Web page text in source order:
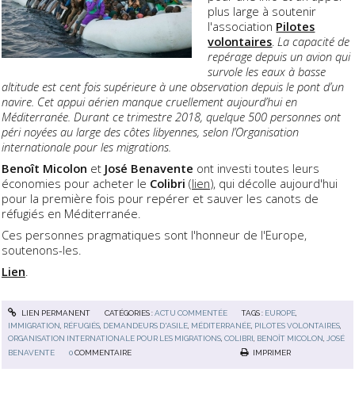
plus large à soutenir
l'association Pilotes
volontaires La capacité de
repérage depuis un avion qui
survole les eaux à basse
altitude est cent fois supérieure à une observation depuis le pont d’un
navire. Cet appui aérien manque cruellement aujourd’hui en
Méditerranée. Durant ce trimestre 2018, quelque 500 personnes ont
péri noyées au large des côtes libyennes, selon l’Organisation
internationale pour les migrations.
Benoît Micolon et José Benavente ont investi toutes leurs
économies pour acheter le Colibri (lien), qui décolle aujourd'hui
pour la première fois pour repérer et sauver les canots de
réfugiés en Méditerranée.
Ces personnes pragmatiques sont l'honneur de l'Europe,
soutenons-les.
Lien.
LIEN PERMANENT CATÉGORIES :ACTU COMMENTÉE TAGS : EUROPE
IMMIGRATION RÉFUGIÉS DEMANDEURS D'ASILE MÉDITERRANÉE PILOTES VOLONTAIRES
ORGANISATION INTERNATIONALE POUR LES MIGRATIONS ,COLIBRI BENOÎT MICOLON
JOSÉ
BENAVENTE
0 COMMENTAIRE IMPRIMER